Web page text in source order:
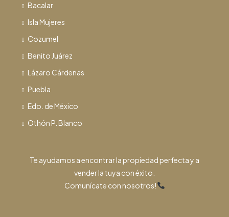
Bacalar
Isla Mujeres
Cozumel
Benito Juárez
Lázaro Cárdenas
Puebla
Edo. de México
Othón P. Blanco
Te ayudamos a encontrar la propiedad perfecta y a
vender la tuya con éxito.
Comunícate con nosotros!